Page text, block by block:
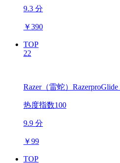
9.3 分
￥390
TOP
22
Razer（雷蛇）
热度指数100
9.9 分
￥99
TOP